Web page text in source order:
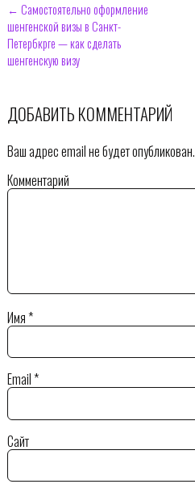
← Самостоятельно оформление
шенгенской визы в Санкт-
Петербкрге — как сделать
шенгенскую визу
ДОБАВИТЬ КОММЕНТАРИЙ
Ваш адрес email не будет опубликован.
Комментарий
Имя*
Email*
Сайт